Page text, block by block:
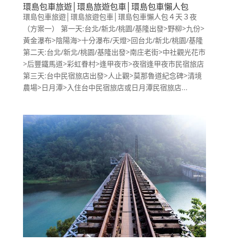
環島包車旅遊│環島旅遊包車│環島包車懶人包
環島包車旅遊│環島旅遊包車│環島包車懶人包４天３夜
（方案一） 第一天:台北/新北/桃園/基隆出發>野柳>九份>
黃金瀑布>陰陽海>十分瀑布/天燈>回台北/新北/桃園/基隆
第二天:台北/新北/桃園/基隆出發>南庄老街>中社觀光花市
>后豐鐵馬道>彩虹眷村>逢甲夜市>夜宿逢甲夜市民宿旅店
第三天:台中民宿旅店出發>人止觀>莫那魯道紀念碑>清境
農場>日月潭>入住台中民宿旅店或日月潭民宿旅店...